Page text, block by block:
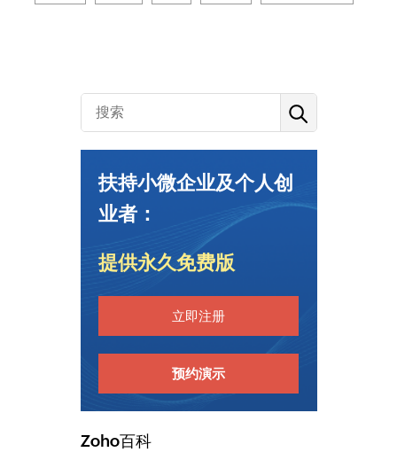
扶持小微企业及个人创
业者：
提供永久免费版
立即注册
预约演示
Zoho百科